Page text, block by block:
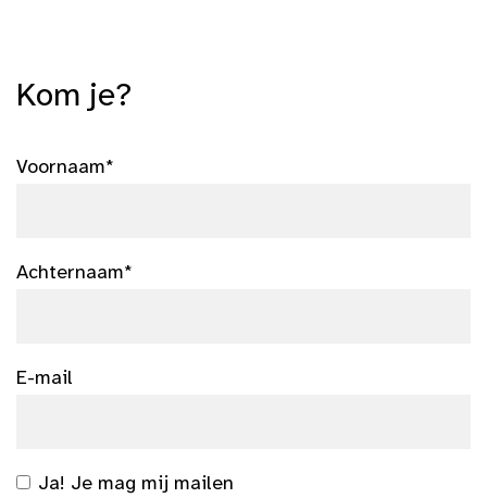
Kom je?
Voornaam*
Achternaam*
E-mail
Ja! Je mag mij mailen